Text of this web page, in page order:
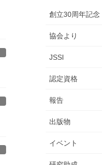
創立30周年記念
協会より
JSSI
認定資格
報告
出版物
イベント